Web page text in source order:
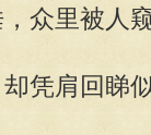
众里被人
凭肩回睇